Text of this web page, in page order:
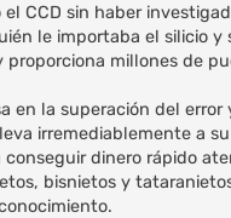
CCD sin haber
le importaba el silicio
millones de
en la superación del
irremediablemente a
dinero rápido
bisnietos y